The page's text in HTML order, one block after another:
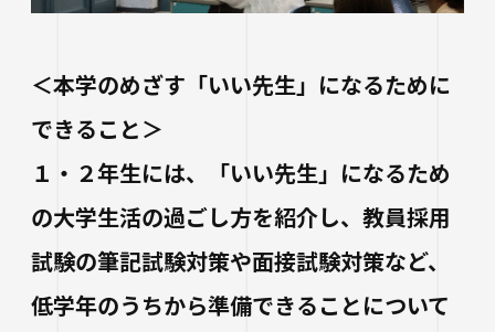
公開シンポジウム
その他の公開講座
＜本学のめざす「いい先生」になるために
できること＞
１・２年生には、「いい先生」になるため
の大学生活の過ごし方を紹介し、教員採用
試験の筆記試験対策や面接試験対策など、
低学年のうちから準備できることについて